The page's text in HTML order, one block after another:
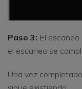
Paso 3: El
el escaneo se
Una vez